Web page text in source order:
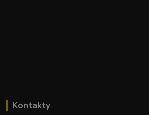
Kontakty